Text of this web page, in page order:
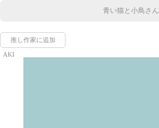
青い猫と小鳥さん
推し作家に追加
AKI